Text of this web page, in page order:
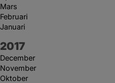
Mars
Februari
Januari
År:
2017
December
November
Oktober